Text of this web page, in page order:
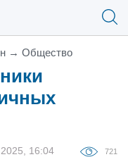
→ Общество
16:04 721